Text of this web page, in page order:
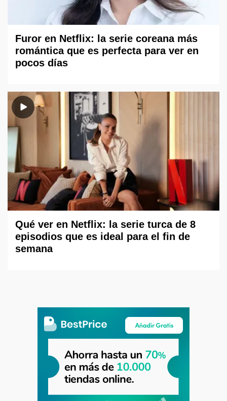
Furor en Netflix: la serie coreana más
romántica que es perfecta para ver en
pocos días
Qué ver en Netflix: la serie turca de 8
episodios que es ideal para el fin de
semana